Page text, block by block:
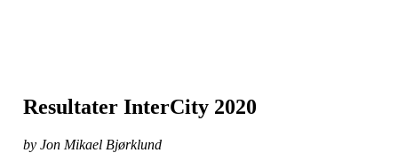
Resultater InterCity 2020
by Jon Mikael Bjørklund